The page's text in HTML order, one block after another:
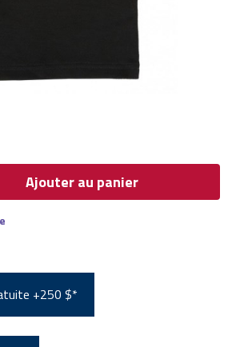
Ajouter au panier
+250 $*